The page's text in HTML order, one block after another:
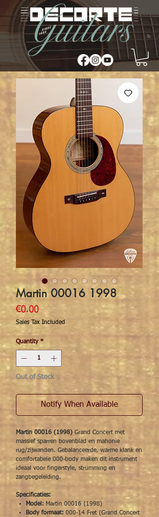
Martin 00016 1998
€0.00Price
Sales Tax Included
Quantity *
Out of Stock
Notify When Available
Martin 00016 (1998) Grand Concert met
massief sparren bovenblad en mahonie
rug/zijwanden. Gebalanceerde, warme klank en
comfortabele 000-body maken dit instrument
ideaal voor fingerstyle, strumming en
zangbegeleiding.
Specificaties:
Model: Martin 00016 (1998)
Body formaat: 000-14 Fret (Grand Concert